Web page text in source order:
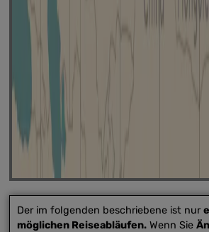
Der im folgenden beschriebene ist nur
möglichen Reiseabläufen. Wenn Sie